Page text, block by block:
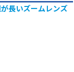
長いズームレンズ